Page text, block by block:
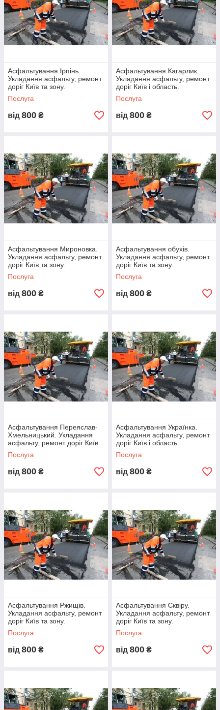
Географія
Беремося за замовлення по всій Україні.
Розцінки
У нас немає посередників, тому в нас дешевше.
час і гроші.
Вигоди
Пропонуємо знижки від обсягу замовлення,
Скористатися послугами компанії
Замовлення через форму на сайті
Безкоштовний виїзд спеціаліста для
Відправка комерційної пропозиції на
пошту замовнику
Складання кошторису та укладення
офіційного договору
Асфальтування Ірпінь.
Укладання асфальту, ремонт
доріг Київ та зону.
Послуга
від 800 ₴
Асфальтування Кагарлик.
Укладання асфальту, ремонт
доріг Київ і область.
Послуга
від 800 ₴
Асфальтування Мироновка.
Укладання асфальту, ремонт
доріг Київ та зону.
Послуга
від 800 ₴
Асфальтування обухів.
Укладання асфальту, ремонт
доріг Київ та зону.
Послуга
від 800 ₴
Асфальтування Переяслав-
Хмельницький. Укладання
асфальту, ремонт доріг Київ
та зону.
Послуга
від 800 ₴
Асфальтування Українка.
Укладання асфальту, ремонт
доріг Київ і область.
Послуга
від 800 ₴
Асфальтування Ржищів.
Укладання асфальту, ремонт
доріг Київ та зону.
Послуга
від 800 ₴
Асфальтування Сквіру.
Укладання асфальту, ремонт
доріг Київ та зону.
Послуга
від 800 ₴